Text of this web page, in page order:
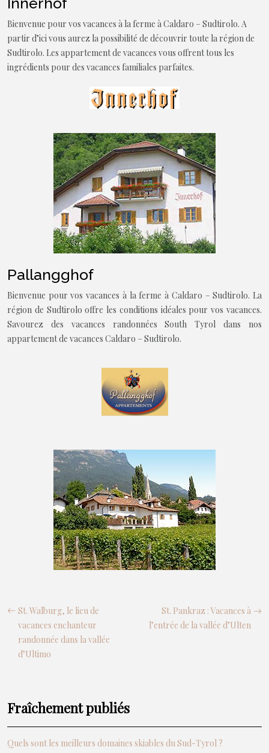
Bienvenue pour vos vacances à la ferme à Caldaro – Sudtirolo. A
partir d’ici vous aurez la possibilité de découvrir toute la région de
Sudtirolo. Les appartement de vacances vous offrent tous les
ingrédients pour des vacances familiales parfaites.
Pallangghof
Bienvenue pour vos vacances à la ferme à Caldaro – Sudtirolo. La
région de Sudtirolo offre les conditions idéales pour vos vacances.
Savourez des vacances randonnées South Tyrol dans nos
appartement de vacances Caldaro – Sudtirolo.
St. Walburg, le lieu de
vacances enchanteur
randonnée dans la vallée
d’Ultimo
St. Pankraz : Vacances à
l’entrée de la vallée d’Ulten
Fraîchement publiés
Quels sont les meilleurs domaines skiables du Sud-Tyrol ?